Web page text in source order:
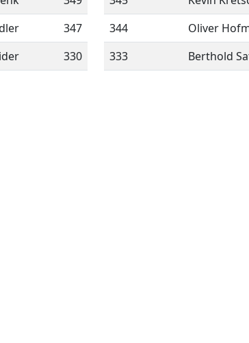
347
330
344
Oliver
333
Berthold